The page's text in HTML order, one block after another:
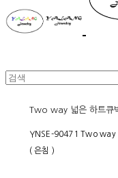
Two way 넓은 하트큐
YNSE-90471 Two way
( 은침 )